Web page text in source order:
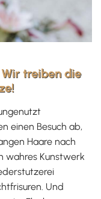
treiben die
einen Besuch ab,
Haare nach
wahres Kunstwerk
Und